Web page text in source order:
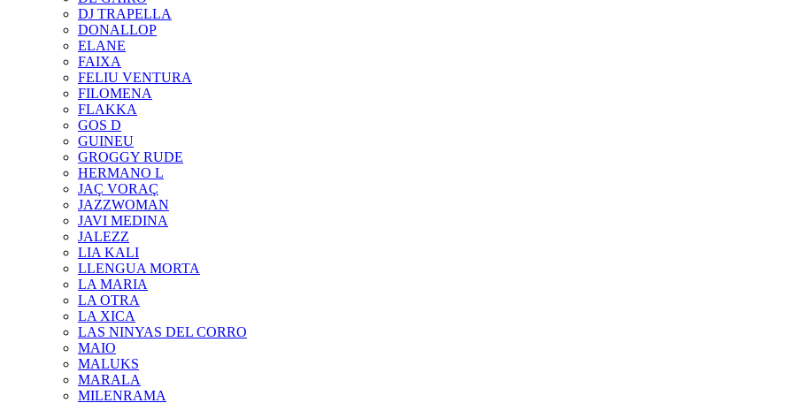
DJ TRAPELLA
DONALLOP
ELANE
FAIXA
FELIU VENTURA
FILOMENA
FLAKKA
GOS D
GUINEU
GROGGY RUDE
HERMANO L
JAÇ VORAÇ
JAZZWOMAN
JAVI MEDINA
JALEZZ
LIA KALI
LLENGUA MORTA
LA MARIA
LA OTRA
LA XICA
LAS NINYAS DEL CORRO
MAIO
MALUKS
MARALA
MILENRAMA